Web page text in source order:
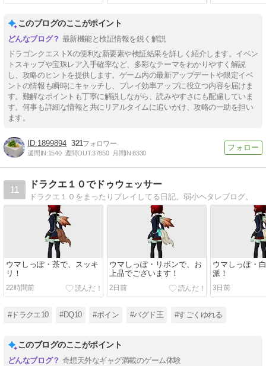
このブログのここがポイント
最新機能と検証情報を鋭く解説
ドラゴンクエストXの便利な新要素や検証結果を詳しく紹介します。イベン
トスキップや宝珠レア入手確率など、多彩なテーマをわかりやすく解説
し、攻略のヒントを提供します。ゲーム内の最新アップデートや限定イベ
ントの情報も瞬時にキャッチし、プレイ効率アップに役立つ内容を届けま
す。難解なポイントも丁寧に解説しながら、読みやすさにも配慮していま
す。何事も詳細な情報と共にリアルタイムに追いかけ、攻略の一助を担い
ます。
1899894 321
週間IN:1540 週間OUT:37850 月間IN:8330
11
ドラクエ１０でドゥウェッサー
ドラクエ１０をまったりプレイしてる日記。弱小ヘタレブログ。
ウマしっぽ・茶で、スッキ
リ！
22時間前
ウマしっぽ・リボンで、お
上品でございます！
2日前
ウマしっぽ・
派！
3日前
#ドラクエ10 #DQ10 #ボイン #バグド王 #すごくゆれる
このブログのここがポイント
奇想天外なギャグ満載のゲーム体験